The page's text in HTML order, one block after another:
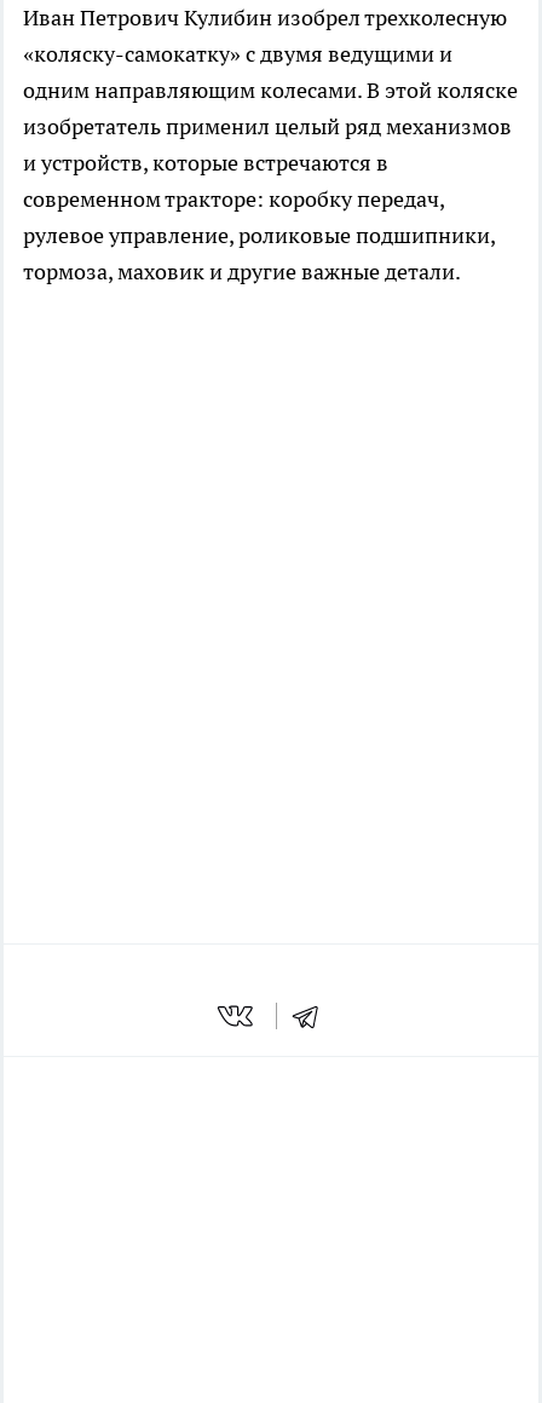
Иван Петрович Кулибин изобрел трехколесную
«коляску-самокатку» с двумя ведущими и
одним направляющим колесами. В этой коляске
изобретатель применил целый ряд механизмов
и устройств, которые встречаются в
современном тракторе: коробку передач,
рулевое управление, роликовые подшипники,
тормоза, маховик и другие важные детали.